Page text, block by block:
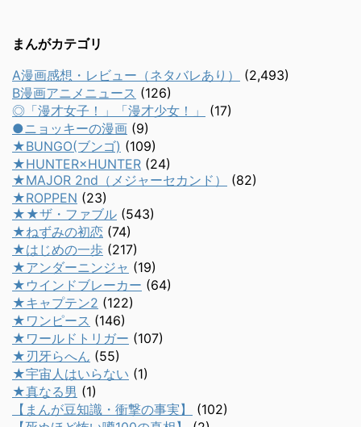
まんがカテゴリ
A漫画感想・レビュー（ネタバレあり）
(2,493)
B漫画アニメニュース (126)
◎「漫才女子！」「漫才少女！」
(17)
●ニョッキーの漫画 (9)
★BUNGO(ブンゴ) (109)
★HUNTER×HUNTER (24)
★MAJOR 2nd（メジャーセカンド）
(82)
★ROPPEN (23)
★★ザ・ファブル (543)
★ねずみの初恋 (74)
★はじめの一歩 (217)
★アンダーニンジャ (19)
★ウインドブレーカー (64)
★キャプテン2 (122)
★ワンピース (146)
★ワールドトリガー (107)
★刃牙らへん (55)
★宇宙人はいらない (1)
★真なる男 (1)
【まんが豆知識・衝撃の事実】
(102)